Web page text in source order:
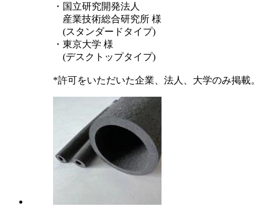
・国立研究開発法人
産業技術総合研究所 様
(スタンダードタイプ)
・東京大学 様
(デスクトップタイプ)
*許可をいただいた企業、法人、大学のみ掲載。